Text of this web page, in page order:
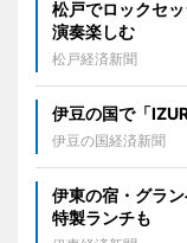
松戸でロックセ
演奏楽しむ
松戸経済新聞
伊豆の国で「
伊豆の国経済新聞
伊東の宿・グラ
特製ランチも